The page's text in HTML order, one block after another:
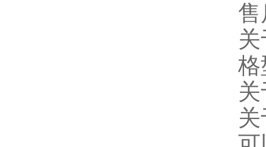
格